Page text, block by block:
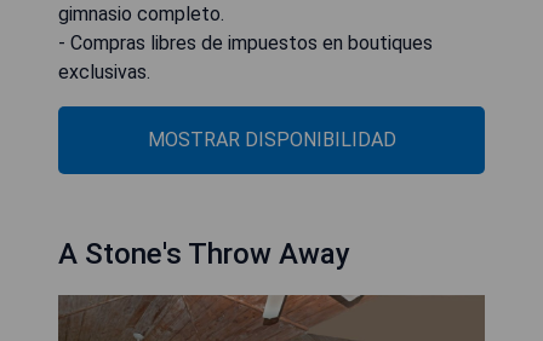
gimnasio completo.
- Compras libres de impuestos en boutiques
exclusivas.
MOSTRAR DISPONIBILIDAD
A Stone's Throw Away